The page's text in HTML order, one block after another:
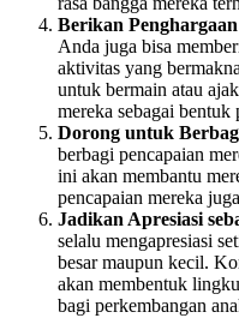
Berikan
Anda juga bisa
aktivitas yang
untuk bermain atau
mereka sebagai bentuk
Dorong untuk
berbagi pencapaian
ini akan membantu
pencapaian mereka
Jadikan Apresiasi
selalu mengapresiasi
besar maupun kecil.
akan membentuk
bagi perkembangan